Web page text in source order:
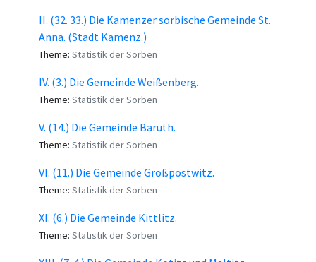
II. (32. 33.) Die Kamenzer sorbische Gemeinde St.
Anna. (Stadt Kamenz.)
Theme: Statistik der Sorben
IV. (3.) Die Gemeinde Weißenberg.
Theme: Statistik der Sorben
V. (14.) Die Gemeinde Baruth.
Theme: Statistik der Sorben
VI. (11.) Die Gemeinde Großpostwitz.
Theme: Statistik der Sorben
XI. (6.) Die Gemeinde Kittlitz.
Theme: Statistik der Sorben